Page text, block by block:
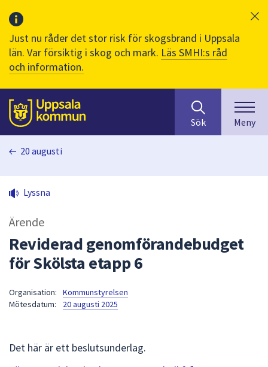
Just nu råder det stor risk för skogsbrand i Uppsala
län. Var försiktig i skog och mark. Läs SMHI:s råd
och information.
Till sidans
huvudinnehåll
efter
innehåll
på
sökfältet
kommer
Sök Meny
20 augusti
Lyssna
Ärende
Reviderad genomförandebudget
för Skölsta etapp 6
Organisation:
Kommunstyrelsen
Mötesdatum:
20 augusti 2025
Det här är ett beslutsunderlag.